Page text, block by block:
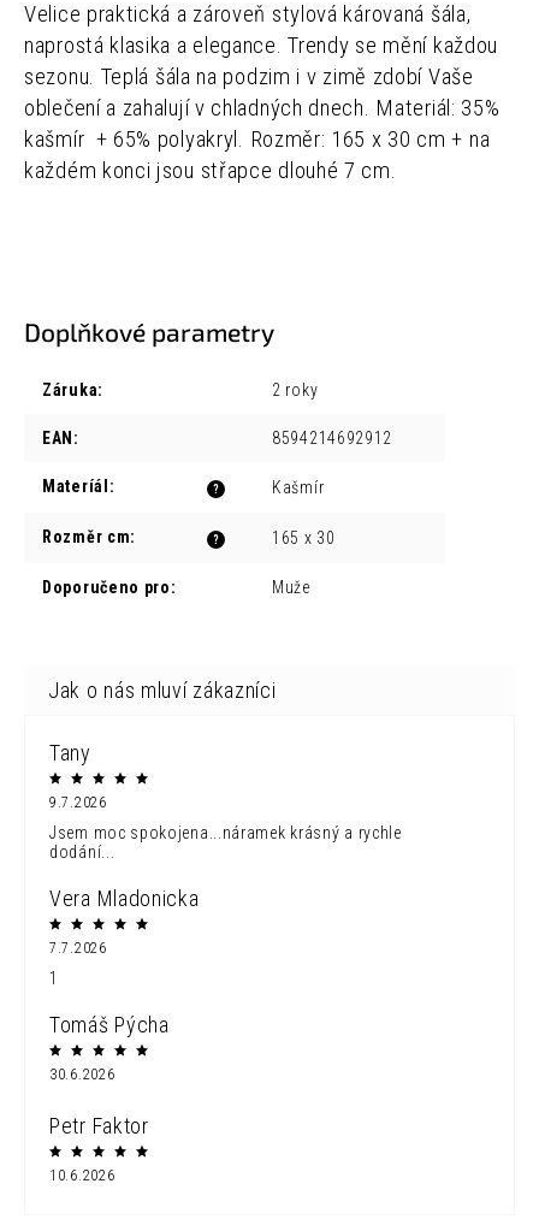
Velice praktická a zároveň stylová károvaná šála,
naprostá klasika a elegance. Trendy se mění každou
sezonu. Teplá šála na podzim i v zimě zdobí Vaše
oblečení a zahalují v chladných dnech. Materiál: 35%
kašmír + 65% polyakryl. Rozměr: 165 x 30 cm + na
každém konci jsou střapce dlouhé 7 cm.
Doplňkové parametry
Záruka: 2 roky
EAN : 8594214692912
?
Materíál : Kašmír
?
Rozměr cm: 165 x 30
Doporučeno pro: Muže
Tany
9.7.2026
Jsem moc spokojena...náramek krásný a rychle
dodání...
Vera Mladonicka
7.7.2026
1
Tomáš Pýcha
30.6.2026
Petr Faktor
10.6.2026